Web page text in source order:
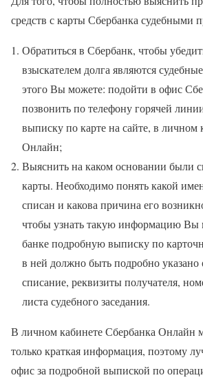
средств с карты Сбербанка судебными
Обратиться в Сбербанк, чтобы
взыскателем долга являются
этого Вы можете: подойти в офис
позвонить по телефону горячей
выписку по карте на сайте, в личном
Онлайн;
Выяснить на каком основании были
карты. Необходимо понять какой
списан и какова причина его
чтобы узнать такую информацию Вы
банке подробную выписку по
в ней должно быть подробно указано
списание, реквизиты получателя,
листа судебного заседания.
В личном кабинете Сбербанка Онлайн
только краткая информация, поэтому
офис за подробной выпиской по